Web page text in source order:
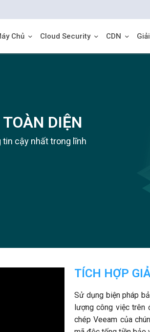
Chủ Cloud Security CDN
DIỆN
tin cậy nhất trong lĩnh
TÍCH HỢP
Sử dụng biện pháp
lượng công việc trên
chép Veeam của